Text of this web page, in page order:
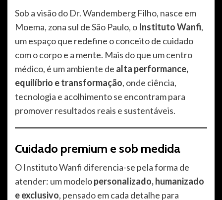
Sob a visão do Dr. Wandemberg Filho, nasce em
Moema, zona sul de São Paulo, o Instituto Wanfi,
um espaço que redefine o conceito de cuidado
com o corpo e a mente. Mais do que um centro
médico, é um ambiente de alta performance,
equilíbrio e transformação, onde ciência,
tecnologia e acolhimento se encontram para
promover resultados reais e sustentáveis.
Cuidado premium e sob medida
O Instituto Wanfi diferencia-se pela forma de
atender: um modelopersonalizado, humanizado
e exclusivo, pensado em cada detalhe para